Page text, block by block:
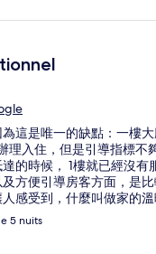
這是唯一的缺點：一樓
理入住，但是引導指標不
的時候， 1樓就已經沒有
方便引導房客方面，是
感受到，什麼叫做家的
的服務人員，態度都非常
問候，這是在大陸入住過
5 nuits